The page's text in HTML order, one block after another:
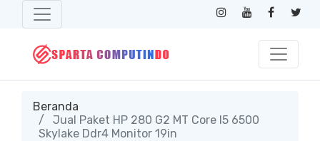
Beranda
Jual Paket HP 280 G2 MT Core I5 6500
Skylake Ddr4 Monitor 19in